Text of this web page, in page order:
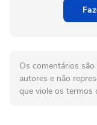
Os comentários
autores e não
que viole os termos